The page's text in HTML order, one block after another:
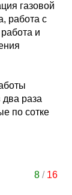
газовой
работа с
и
два раза
по сотке
8 / 16